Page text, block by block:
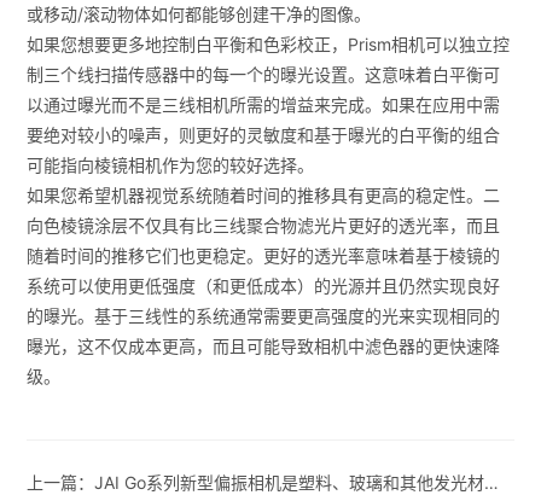
或移动/滚动物体如何都能够创建干净的图像。
如果您想要更多地控制白平衡和色彩校正，Prism相机可以独立控
制三个线扫描传感器中的每一个的曝光设置。这意味着白平衡可
以通过曝光而不是三线相机所需的增益来完成。如果在应用中需
要绝对较小的噪声，则更好的灵敏度和基于曝光的白平衡的组合
可能指向棱镜相机作为您的较好选择。
如果您希望机器视觉系统随着时间的推移具有更高的稳定性。二
向色棱镜涂层不仅具有比三线聚合物滤光片更好的透光率，而且
随着时间的推移它们也更稳定。更好的透光率意味着基于棱镜的
系统可以使用更低强度（和更低成本）的光源并且仍然实现良好
的曝光。基于三线性的系统通常需要更高强度的光来实现相同的
曝光，这不仅成本更高，而且可能导致相机中滤色器的更快速降
级。
上一篇：JAI Go系列新型偏振相机是塑料、玻璃和其他发光材料的理想之选